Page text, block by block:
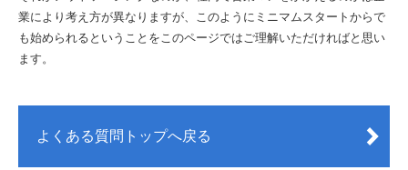
業により考え方が異なりますが、このようにミニマムスタートからで
も始められるということをこのページではご理解いただければと思い
ます。
よくある質問トップへ戻る